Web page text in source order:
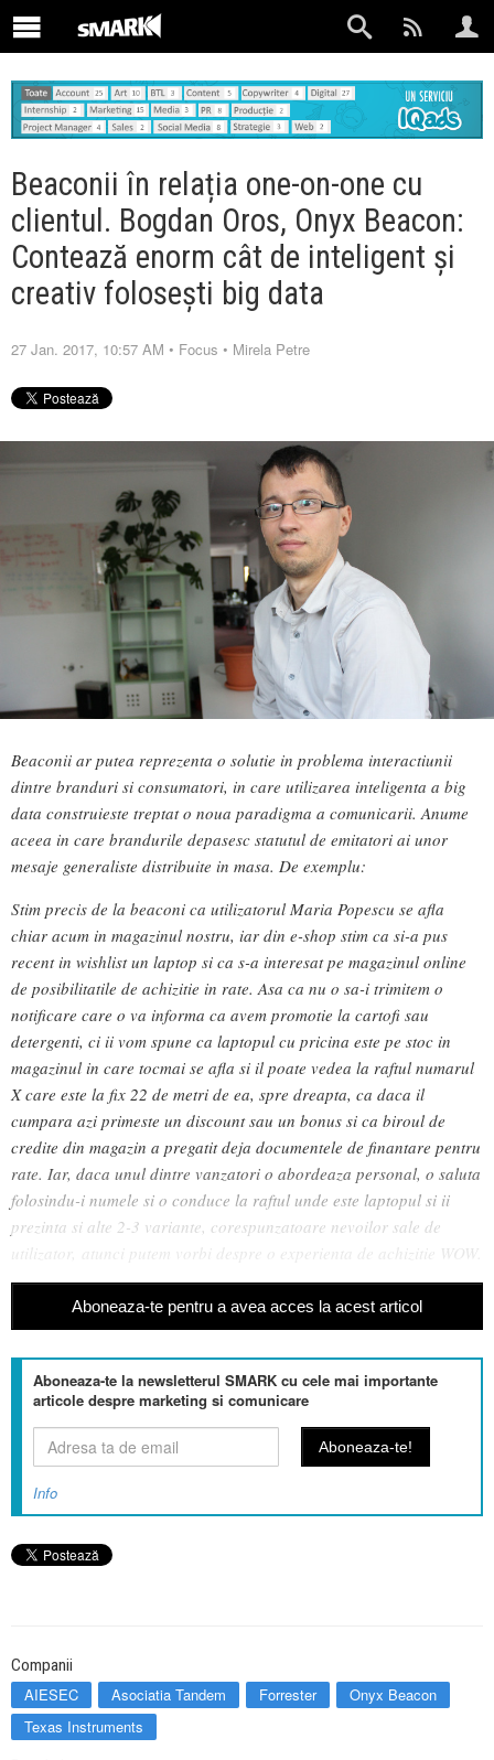
Beaconii în relația one-on-one cu
clientul. Bogdan Oros, Onyx Beacon:
Contează enorm cât de inteligent și
creativ folosești big data
27 Jan. 2017, 10:57 AM • Focus • Mirela Petre
Beaconii ar putea reprezenta o solutie in problema interactiunii
dintre branduri si consumatori, in care utilizarea inteligenta a big
data construieste treptat o noua paradigma a comunicarii. Anume
aceea in care brandurile depasesc statutul de emitatori ai unor
mesaje generaliste distribuite in masa. De exemplu:
Stim precis de la beaconi ca utilizatorul Maria Popescu se afla
chiar acum in magazinul nostru, iar din e-shop stim ca si-a pus
recent in wishlist un laptop si ca s-a interesat pe magazinul online
de posibilitatile de achizitie in rate. Asa ca nu o sa-i trimitem o
notificare care o va informa ca avem promotie la cartofi sau
detergenti, ci ii vom spune ca laptopul cu pricina este pe stoc in
magazinul in care tocmai se afla si il poate vedea la raftul numarul
X care este la fix 22 de metri de ea, spre dreapta, ca daca il
cumpara azi primeste un discount sau un bonus si ca biroul de
credite din magazin a pregatit deja documentele de finantare pentru
rate. Iar, daca unul dintre vanzatori o abordeaza personal, o saluta
folosindu-i numele si o conduce la raftul unde este laptopul si ii
prezinta si alte 2-3 variante, corespunzatoare nevoilor sale de
utilizator, atunci putem vorbi despre o experienta de achizitie WOW.
Aboneaza-te pentru a avea acces la acest articol
Aboneaza-te la newsletterul SMARK cu cele mai importante
articole despre marketing si comunicare
Info
Companii
AIESEC Asociatia Tandem Forrester
Onyx Beacon
Texas Instruments